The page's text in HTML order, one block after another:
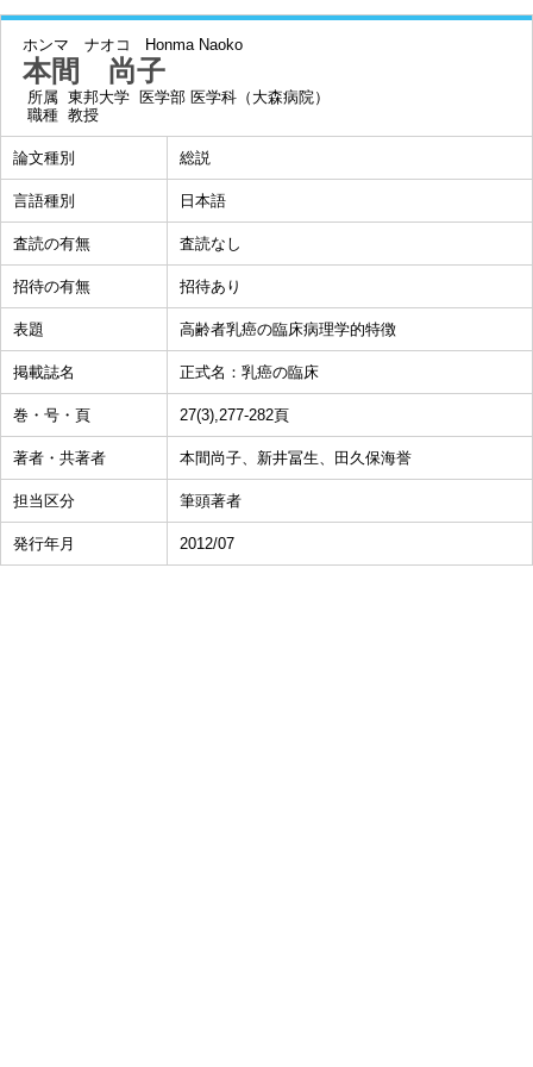
ホンマ ナオコ Honma Naoko
本間 尚子
所属 東邦大学 医学部 医学科（大森病院）
職種 教授
論文種別 総説
言語種別 日本語
査読の有無 査読なし
招待の有無 招待あり
表題 高齢者乳癌の臨床病理学的特徴
掲載誌名 正式名：乳癌の臨床
巻・号・頁 27(3),277-282頁
著者・共著者 本間尚子、新井冨生、田久保海誉
担当区分 筆頭著者
発行年月 2012/07